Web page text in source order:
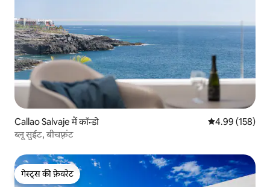
Callao Salvaje में कॉन्डो औसत रेटिंग 5 में से
4.99 (158)
ब्लू सुईट, बीचफ़्रंट
गेस्ट्स की फ़ेवरेट
गेस्ट्स की फ़ेवरेट